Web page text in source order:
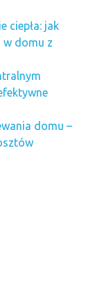
ciepła: jak
w domu z
domu –